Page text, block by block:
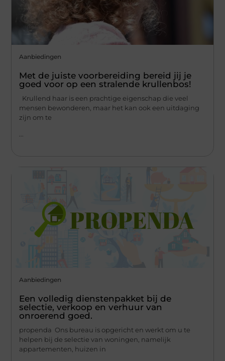
Aanbiedingen
Met de juiste voorbereiding bereid jij je
goed voor op een stralende krullenbos!
Krullend haar is een prachtige eigenschap die veel
mensen bewonderen, maar het kan ook een uitdaging
zijn om te
Aanbiedingen
Een volledig dienstenpakket bij de
selectie, verkoop en verhuur van
onroerend goed.
propenda Ons bureau is opgericht en werkt om u te
helpen bij de selectie van woningen, namelijk
appartementen, huizen in